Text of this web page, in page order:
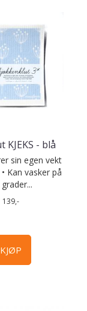
KJEKS - blå
sin egen vekt
Kan vasker på
139,-
KJØP